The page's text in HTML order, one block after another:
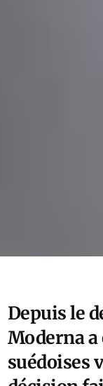
Depuis le
Moderna a
suédoises